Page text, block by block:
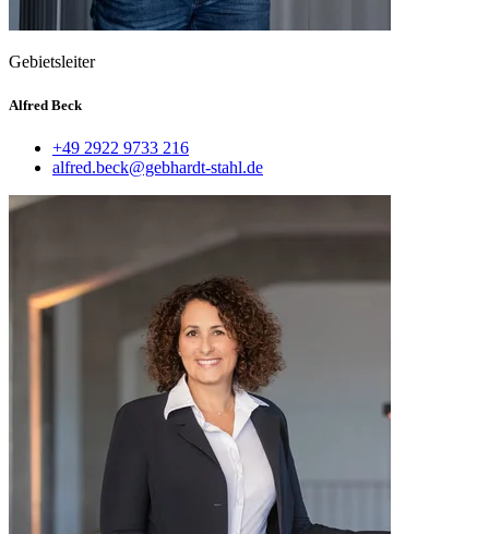
Gebietsleiter
Alfred Beck
+49 2922 9733 216
alfred.beck@gebhardt-stahl.de